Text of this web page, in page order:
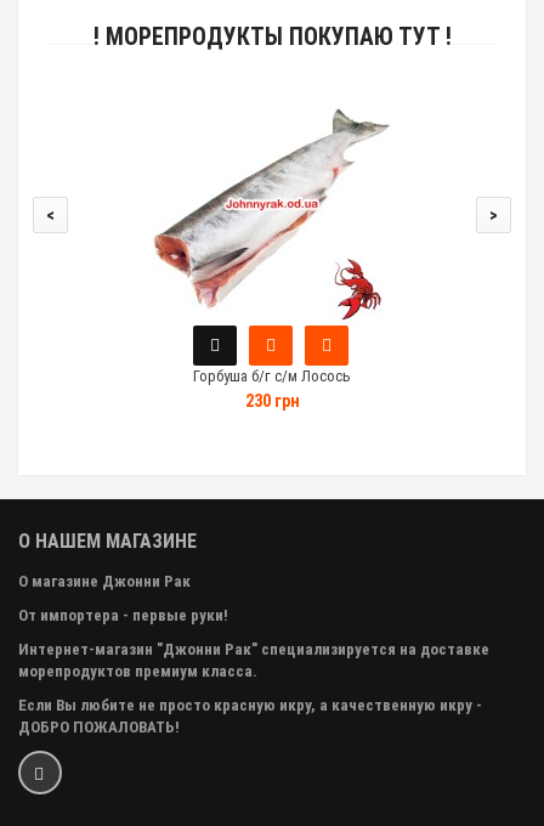
! МОРЕПРОДУКТЫ ПОКУПАЮ ТУТ !
Горбуша б/г с/м Лосось
230 грн
< >
О НАШЕМ МАГАЗИНЕ
О магазине Джонни Рак
От импортера - первые руки!
Интернет-магазин "Джонни Рак" специализируется на доставке
морепродуктов премиум класса.
Если Вы любите не просто красную икру, а качественную икру -
ДОБРО ПОЖАЛОВАТЬ!